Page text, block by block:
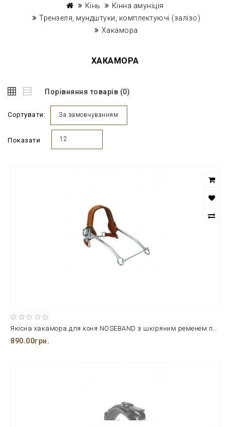
Кінь
Кінна амуніція
Трензеля, мундштуки, комплектуючі (залізо)
Хакамора
ХАКАМОРА
Порівняння товарів (0)
Сортувати: За замовчуванням
Показати 12
890.00грн.